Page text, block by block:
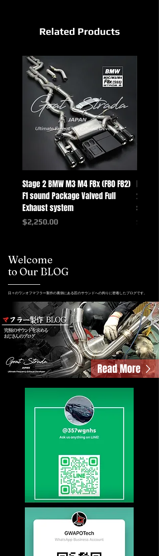
Related Products
Stage 2 BMW M3 M4 F8x (F80 F82)
F1 sound Package Valved Full
Exhaust system
価格
$2,250.00
2025+
systems
価格
Welcome
to Our BLOG
日々のワンオフマフラー製作の裏側にある匠のサウンドへの拘りに密着したブログです。
Read More